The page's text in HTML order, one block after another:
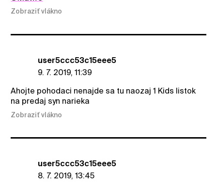
Zobraziť vlákno
user5ccc53c15eee5
9. 7. 2019, 11:39
Ahojte pohodaci nenajde sa tu naozaj 1 Kids listok
na predaj syn narieka
Zobraziť vlákno
user5ccc53c15eee5
8. 7. 2019, 13:45